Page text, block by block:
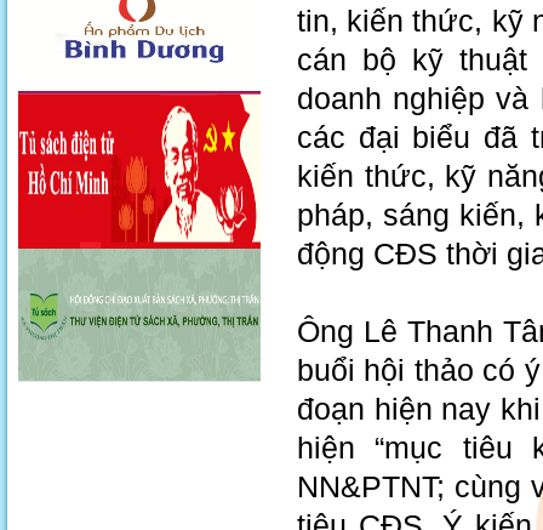
tin, kiến thức, kỹ
cán bộ kỹ thuật
doanh nghiệp
các đại biểu đã
kiến thức, kỹ
pháp, sáng kiến,
động CĐS thời
Ông Lê Thanh
buổi hội thảo có
đoạn hiện nay
hiện “mục tiêu
NN&PTNT;